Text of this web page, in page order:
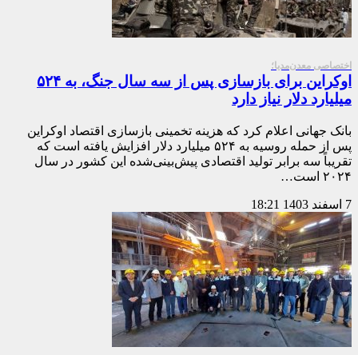
اختصاصی معدن‌مدیا؛
اوکراین برای بازسازی پس از سه سال جنگ، به ۵۲۴
میلیارد دلار نیاز دارد
بانک جهانی اعلام کرد که هزینه تخمینی بازسازی اقتصاد اوکراین
پس از حمله روسیه به ۵۲۴ میلیارد دلار افزایش یافته است که
تقریباً سه برابر تولید اقتصادی پیش‌بینی‌شده این کشور در سال
۲۰۲۴ است…
7 اسفند 1403 18:21